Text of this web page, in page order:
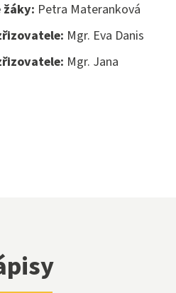
›
terapeut
Petra Materanková
Mgr. Eva Danis
Mgr. Jana